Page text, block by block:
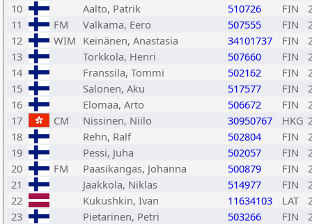
10
Aalto, Patrik 510726 FIN
11
FM Valkama, Eero 507555 FIN
12
WIM Keinänen, Anastasia 34101737 FIN
13
Torkkola, Henri 507660 FIN
14
Franssila, Tommi 502162 FIN
15
Salonen, Aku 517577 FIN
16
Elomaa, Arto 506672 FIN
17
CM Nissinen, Niilo 30950767 HKG
18
Rehn, Ralf 502804 FIN
19
Pessi, Juha 502057 FIN
20
FM Paasikangas, Johanna 500879 FIN
21
Jaakkola, Niklas 514977 FIN
22
Kukushkin, Ivan 11634103 LAT
23
Pietarinen, Petri 503266 FIN